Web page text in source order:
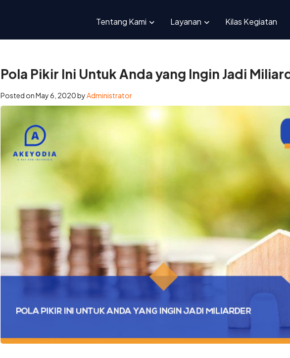
Tentang Kami Layanan Kilas Kegiatan
Pola Pikir Ini Untuk Anda yang Ingin Jadi Miliarder
Pola Pikir Ini Untuk Anda yang Ingin Jadi
Posted onMay 6, 2020byAdministrator